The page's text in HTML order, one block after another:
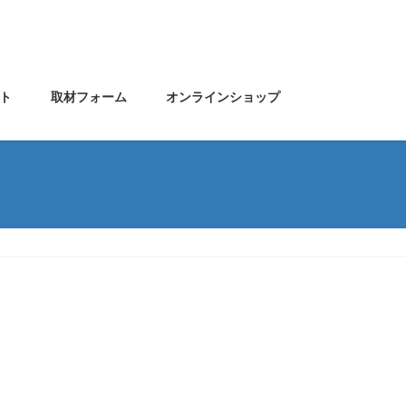
取材フォーム オンラインショップ